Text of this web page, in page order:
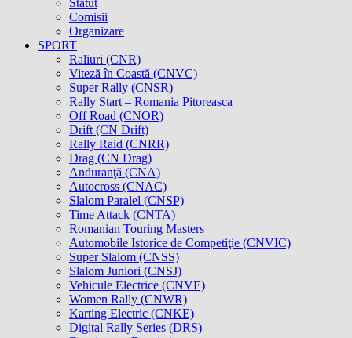
Statut
Comisii
Organizare
SPORT
Raliuri (CNR)
Viteză în Coastă (CNVC)
Super Rally (CNSR)
Rally Start – Romania Pitoreasca
Off Road (CNOR)
Drift (CN Drift)
Rally Raid (CNRR)
Drag (CN Drag)
Anduranţă (CNA)
Autocross (CNAC)
Slalom Paralel (CNSP)
Time Attack (CNTA)
Romanian Touring Masters
Automobile Istorice de Competiţie (CNVIC)
Super Slalom (CNSS)
Slalom Juniori (CNSJ)
Vehicule Electrice (CNVE)
Women Rally (CNWR)
Karting Electric (CNKE)
Digital Rally Series (DRS)